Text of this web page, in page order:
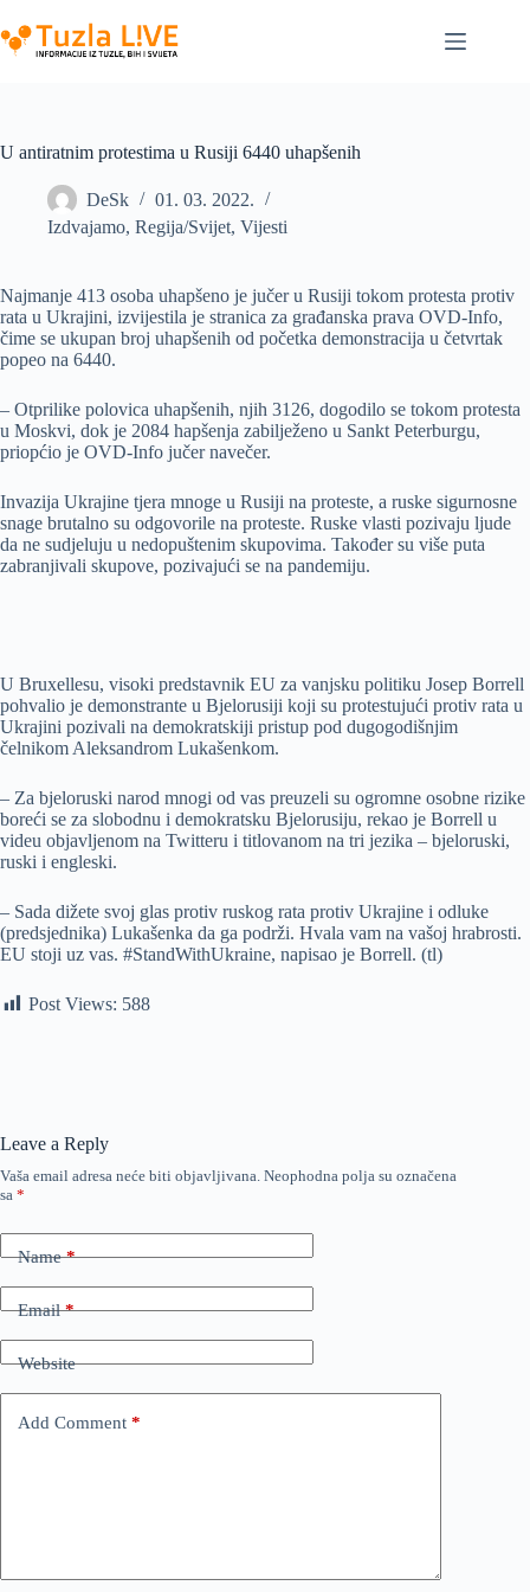
to
content
U antiratnim protestima u Rusiji 6440 uhapšenih
DeSk
01. 03. 2022.
Izdvajamo, Regija/Svijet, Vijesti
Najmanje 413 osoba uhapšeno je jučer u Rusiji tokom protesta protiv
rata u Ukrajini, izvijestila je stranica za građanska prava OVD-Info,
čime se ukupan broj uhapšenih od početka demonstracija u četvrtak
popeo na 6440.
– Otprilike polovica uhapšenih, njih 3126, dogodilo se tokom protesta
u Moskvi, dok je 2084 hapšenja zabilježeno u Sankt Peterburgu,
priopćio je OVD-Info jučer navečer.
Invazija Ukrajine tjera mnoge u Rusiji na proteste, a ruske sigurnosne
snage brutalno su odgovorile na proteste. Ruske vlasti pozivaju ljude
da ne sudjeluju u nedopuštenim skupovima. Također su više puta
zabranjivali skupove, pozivajući se na pandemiju.
U Bruxellesu, visoki predstavnik EU za vanjsku politiku Josep Borrell
pohvalio je demonstrante u Bjelorusiji koji su protestujući protiv rata u
Ukrajini pozivali na demokratskiji pristup pod dugogodišnjim
čelnikom Aleksandrom Lukašenkom.
– Za bjeloruski narod mnogi od vas preuzeli su ogromne osobne rizike
boreći se za slobodnu i demokratsku Bjelorusiju, rekao je Borrell u
videu objavljenom na Twitteru i titlovanom na tri jezika – bjeloruski,
ruski i engleski.
– Sada dižete svoj glas protiv ruskog rata protiv Ukrajine i odluke
(predsjednika) Lukašenka da ga podrži. Hvala vam na vašoj hrabrosti.
EU stoji uz vas. #StandWithUkraine, napisao je Borrell. (tl)
Post Views: 588
Leave a Reply
Vaša email adresa neće biti objavljivana. Neophodna polja su označena
sa *
Name*
Email*
Website
Add Comment *